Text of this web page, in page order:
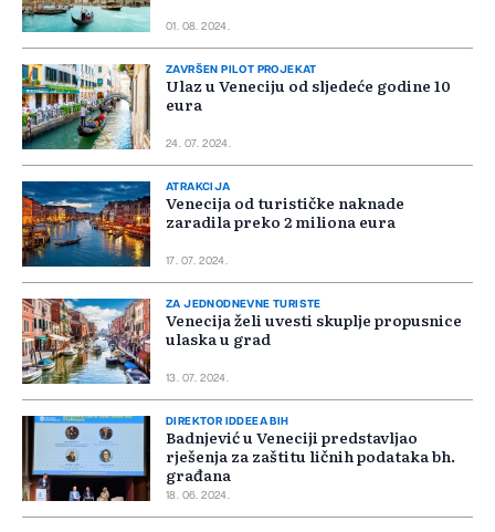
01. 08. 2024.
ZAVRŠEN PILOT PROJEKAT
Ulaz u Veneciju od sljedeće godine 10
eura
24. 07. 2024.
ATRAKCIJA
Venecija od turističke naknade
zaradila preko 2 miliona eura
17. 07. 2024.
ZA JEDNODNEVNE TURISTE
Venecija želi uvesti skuplje propusnice
ulaska u grad
13. 07. 2024.
DIREKTOR IDDEEA BIH
Badnjević u Veneciji predstavljao
rješenja za zaštitu ličnih podataka bh.
građana
18. 06. 2024.